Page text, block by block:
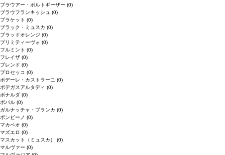
ブラウアー・ポルトギーザー (0)
ブラウフランキッシュ (0)
ブラケット (0)
ブラック・ミュスカ (0)
ブラッドオレンジ (0)
プリミティーヴォ (0)
フルミント (0)
フレイザ (0)
ブレンド (0)
プロセッコ (0)
ポデーレ・カストラーニ (0)
ボデガスアルタディ (0)
ボナルダ (0)
ボバル (0)
ガルナッチャ・ブランカ (0)
ボンビーノ (0)
マカベオ (0)
マズエロ (0)
マスカット（ミュスカ） (0)
マルヴァー (0)